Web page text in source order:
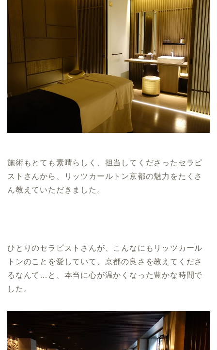
施術もとても素晴らしく、担当してくださったセラピ
ストさんから、リッツカールトン京都の魅力をたくさ
ん教えていただきました。
ひとりのセラピストさんが、こんなにもリッツカール
トンのことを愛していて、京都の良さを教えてくださ
るなんて…と、本当に心が温かくなった豊かな時間で
した。